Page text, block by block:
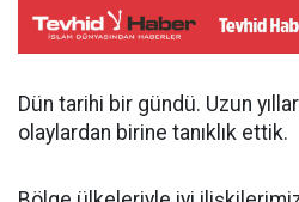
Dün tarihi bir gündü. Uzun
olaylardan birine tanıklık ettik.